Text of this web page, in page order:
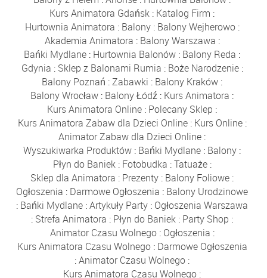
Kurs Animatora Gdańsk : Katalog Firm :
Hurtownia Animatora : Balony: Balony Wejherowo:
Akademia Animatora : Balony Warszawa :
Bańki Mydlane : Hurtownia Balonów : Balony Reda :
Gdynia : Sklep z Balonami Rumia : Boże Narodzenie:
Balony Poznań :Zabawki : Balony Kraków :
Balony Wrocław : Balony Łódź : Kurs Animatora :
Kurs Animatora Online : Polecany Sklep :
Kurs Animatora Zabaw dla Dzieci Online: Kurs Online:
Animator Zabaw dla Dzieci Online :
Wyszukiwarka Produktów : Bańki Mydlane : Balony :
Płyn do Baniek: Fotobudka :Tatuaże:
Sklep dla Animatora : Prezenty : Balony Foliowe :
Ogłoszenia : Darmowe Ogłoszenia : Balony Urodzinowe
: Bańki Mydlane :Artykuły Party : Ogłoszenia Warszawa
: Strefa Animatora : Płyn do Baniek : Party Shop :
Animator Czasu Wolnego: Ogłoszenia :
Kurs Animatora Czasu Wolnego: Darmowe Ogłoszenia
:Animator Czasu Wolnego :
Kurs Animatora Czasu Wolnego :